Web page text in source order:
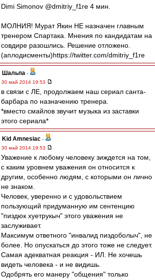
Dimi Simonov ‏@dmitriy_f1re 4 мин.
МОЛНИЯ! Мурат Якин НЕ назначен главным
тренером Спартака. Мнения по кандидатам на
совдире разошлись. Решение отложено.
(аплодисменты)https://twitter.com/dmitriy_f1re
Шальпа -
30 май 2014 19:53
в связи с ЛЕ, продолжаем наш сериал санта-
барбара по назначению тренера.
*вместо смайлов звучит музыка из заставки
этого сериала*
Kid Amnesiac -
30 май 2014 19:53
Уважение к любому человеку зиждется на том,
с каким уровнем уважения он относится к
другим, особенно людям, с которыми он лично
не знаком.
Человек, уверенно и с удовольствием
пользующий придуманную им сентенцию
"пиздюк хуетрукыч" этого уважения не
заслуживает.
Максимум ответного "инвалид пиздоболыч", не
более. Но опускаться до этого тоже не следует.
Самая адекватная реакция - ИЛ. Не хочешь
видеть человека - и не видишь.
Одобрять его манеру "общения" только